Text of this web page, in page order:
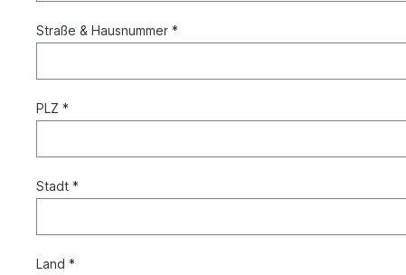
Straße & Hausnummer *
PLZ *
Stadt *
Land *